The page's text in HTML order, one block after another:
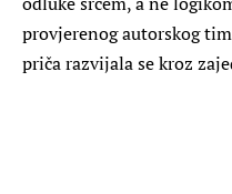
provjerenog autorskog
priča razvijala se kroz